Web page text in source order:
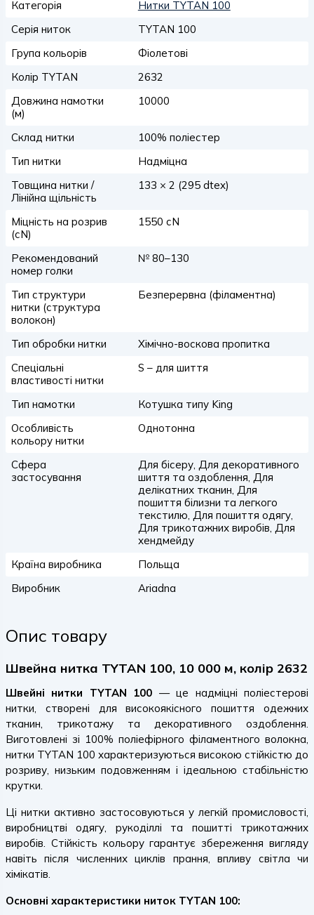
Категорія
Нитки TYTAN 100
Серія ниток
TYTAN 100
Група кольорів
Фіолетові
Колір TYTAN
2632
Довжина намотки
(м)
10000
Склад нитки
100% поліестер
Тип нитки
Надміцна
Товщина нитки /
Лінійна щільність
133 × 2 (295 dtex)
Міцність на розрив
(сN)
1550 сN
Рекомендований
номер голки
№ 80–130
Тип структури
нитки (структура
волокон)
Безперервна (філаментна)
Тип обробки нитки
Хімічно-воскова пропитка
Спеціальні
властивості нитки
S – для шиття
Тип намотки
Котушка типу King
Особливість
кольору нитки
Однотонна
Сфера
застосування
Для бісеру, Для декоративного
шиття та оздоблення, Для
делікатних тканин, Для
пошиття білизни та легкого
текстилю, Для пошиття одягу,
Для трикотажних виробів, Для
хендмейду
Країна виробника
Польща
Виробник
Ariadna
Опис товару
Швейна нитка TYTAN 100, 10 000 м, колір 2632
Швейні нитки TYTAN 100 — це надміцні поліестерові
нитки, створені для високоякісного пошиття одежних
тканин, трикотажу та декоративного оздоблення.
Виготовлені зі 100% поліефірного філаментного волокна,
нитки TYTAN 100 характеризуються високою стійкістю до
розриву, низьким подовженням і ідеальною стабільністю
крутки.
Ці нитки активно застосовуються у легкій промисловості,
виробництві одягу, рукоділлі та пошитті трикотажних
виробів. Стійкість кольору гарантує збереження вигляду
навіть після численних циклів прання, впливу світла чи
хімікатів.
Основні характеристики ниток TYTAN 100: